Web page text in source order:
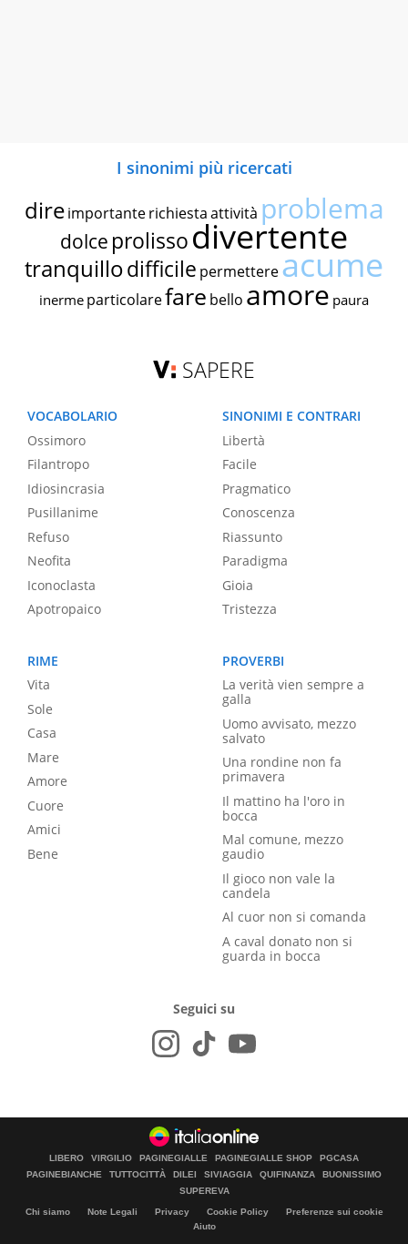
I sinonimi più ricercati
dire importante richiestaattività problema
dolce prolissodivertente
tranquillodifficile permettereacume
inerme particolarefare bello amore paura
SAPERE
VOCABOLARIO
Ossimoro
Filantropo
Idiosincrasia
Pusillanime
Refuso
Neofita
Iconoclasta
Apotropaico
SINONIMI E CONTRARI
Libertà
Facile
Pragmatico
Conoscenza
Riassunto
Paradigma
Gioia
Tristezza
RIME
Vita
Sole
Casa
Mare
Amore
Cuore
Amici
Bene
PROVERBI
La verità vien sempre a
galla
Uomo avvisato, mezzo
salvato
Una rondine non fa
primavera
Il mattino ha l'oro in
bocca
Mal comune, mezzo
gaudio
Il gioco non vale la
candela
Al cuor non si comanda
A caval donato non si
guarda in bocca
Seguici su
LIBERO VIRGILIO PAGINEGIALLE PAGINEGIALLE SHOP
PGCASA
PAGINEBIANCHE
TUTTOCITTÀ DILEI SIVIAGGIA QUIFINANZA
BUONISSIMO
SUPEREVA
Chi siamo Note Legali Privacy Cookie Policy
Preferenze sui cookie
Aiuto